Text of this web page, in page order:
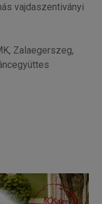
vajdaszentiványi
Zalaegerszeg,